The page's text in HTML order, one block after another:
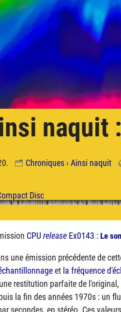
naquit
Chroniques ›Ainsi naquit
CPU release Ex0143 : Le
une émission précédente de
et la fréquence
restitution parfaite de
la fin des années 1970s : un
secondes, en stéréo. Ces